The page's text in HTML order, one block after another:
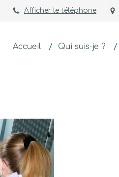
Afficher le téléphone
Accueil Qui suis-je ?